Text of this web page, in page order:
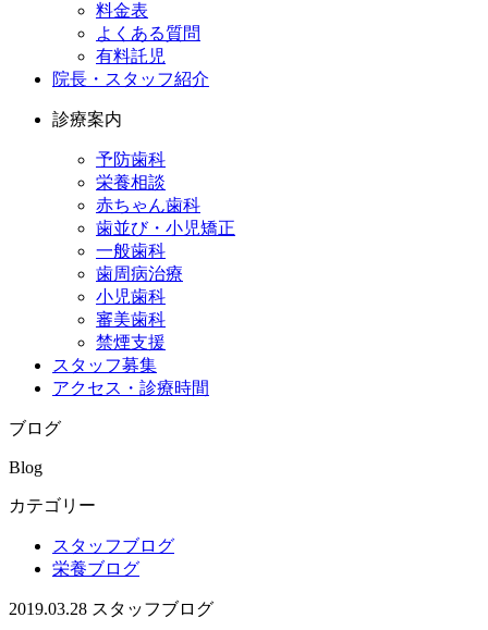
料金表
よくある質問
有料託児
院長・スタッフ紹介
診療案内
予防歯科
栄養相談
赤ちゃん歯科
歯並び・小児矯正
一般歯科
歯周病治療
小児歯科
審美歯科
禁煙支援
スタッフ募集
アクセス・診療時間
ブログ
Blog
カテゴリー
スタッフブログ
栄養ブログ
2019.03.28 スタッフブログ